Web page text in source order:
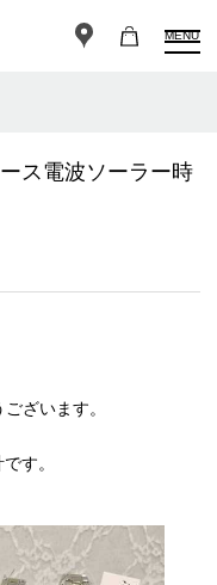
MENU
ス電波ソーラー時
ざいます。
す。